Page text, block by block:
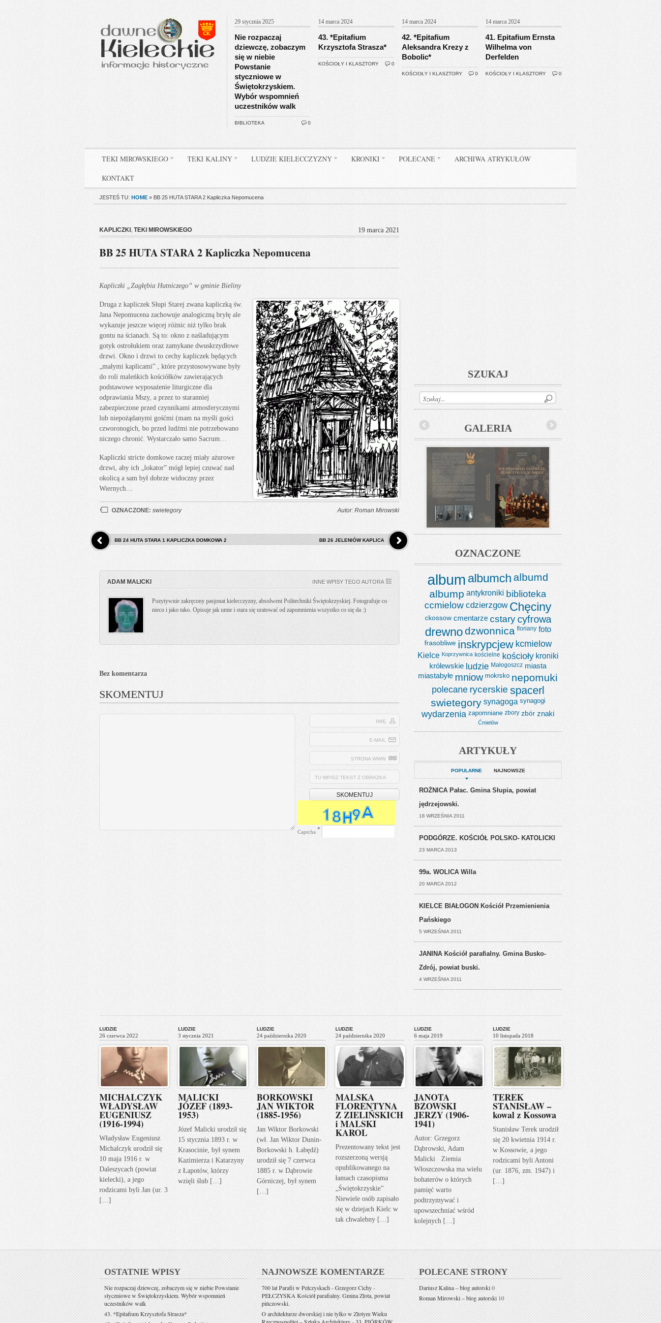
29 stycznia 2025
Nie rozpaczaj
dziewczę, zobaczym
się w niebie
Powstanie
styczniowe w
Świętokrzyskiem.
Wybór wspomnień
uczestników walk
BIBLIOTEKA 0
14 marca 2024
43. *Epitafium
Krzysztofa Strasza*
KOŚCIOŁY I KLASZTORY 0
14 marca 2024
42. *Epitafium
Aleksandra Krezy z
Bobolic*
KOŚCIOŁY I KLASZTORY 0
14 marca 2024
41. Epitafium Ernsta
Wilhelma von
Derfelden
KOŚCIOŁY I KLASZTORY 0
TEKI MIROWSKIEGO TEKI KALINY LUDZIE KIELECCZYZNY KRONIKI POLECANE ARCHIWA ATRYKUŁÓW
KONTAKT
JESTEŚ TU: HOME » BB 25 HUTA STARA 2 Kapliczka Nepomucena
KAPLICZKI , TEKI MIROWSKIEGO 19 marca 2021
BB 25 HUTA STARA 2 Kapliczka Nepomucena
Kapliczki „Zagłębia Hutniczego” w gminie Bieliny
Druga z kapliczek Słupi Starej zwana kapliczką św.
Jana Nepomucena zachowuje analogiczną bryłę ale
wykazuje jeszcze więcej różnic niż tylko brak
gontu na ścianach. Są to: okno z naśladującym
gotyk ostrołukiem oraz zamykane dwuskrzydłowe
drzwi. Okno i drzwi to cechy kapliczek będących
„małymi kaplicami” , które przystosowywane były
do roli maleńkich kościółków zawierających
podstawowe wyposażenie liturgiczne dla
odprawiania Mszy, a przez to staranniej
zabezpieczone przed czynnikami atmosferycznymi
lub niepożądanymi gośćmi (mam na myśli gości
czworonogich, bo przed ludźmi nie potrzebowano
niczego chronić. Wystarczało samo Sacrum…
Kapliczki stricte domkowe raczej miały ażurowe
drzwi, aby ich „lokator” mógł lepiej czuwać nad
okolicą a sam był dobrze widoczny przez
Wiernych…
OZNACZONE: swietegory Autor: Roman Mirowski
BB 24 HUTA STARA 1 KAPLICZKA DOMKOWA 2 BB 26 JELENIÓW KAPLICA
ADAM MALICKI INNE WPISY TEGO AUTORA
Pozytywnie zakręcony pasjonat kielecczyzny, absolwent Politechniki Świętokrzyskiej. Fotografuje co
nieco i jako tako. Opisuje jak umie i stara się uratować od zapomnienia wszystko co się da :)
Bez komentarza
SKOMENTUJ
IMIĘ
E-MAIL
STRONA WWW
TU WPISZ TEKST Z OBRAZKA
Captcha *
SZUKAJ
GALERIA
OZNACZONE
album albumch albumd
albump antykroniki biblioteka
ccmielow cdzierzgow Chęciny
ckossow cmentarze cstary cyfrowa
drewnodzwonnica floriany foto
frasobliwe inskrypcjew kcmielow
Kielce Koprzywnica kościelne kościoły kroniki
królewskie ludzie Małogoszcz miasta
miastabyłe mniow mokrsko nepomuki
polecane rycerskie spacerl
swietegory synagoga synagogi
wydarzenia zapomniane zbory zbór znaki
Ćmielów
ARTYKUŁY
POPULARNE NAJNOWSZE
ROŻNICA Pałac. Gmina Słupia, powiat
jędrzejowski.
18 WRZEŚNIA 2011
PODGÓRZE. KOŚCIÓŁ POLSKO- KATOLICKI
23 MARCA 2013
99a. WOLICA Willa
20 MARCA 2012
KIELCE BIAŁOGON Kościół Przemienienia
Pańskiego
5 WRZEŚNIA 2011
JANINA Kościół parafialny. Gmina Busko-
Zdrój, powiat buski.
4 WRZEŚNIA 2011
LUDZIE
26 czerwca 2022
MICHALCZYK
WŁADYSŁAW
EUGENIUSZ
(1916-1994)
Władysław Eugeniusz
Michalczyk urodził się
10 maja 1916 r. w
Daleszycach (powiat
kielecki), a jego
rodzicami byli Jan (ur. 3
[…]
LUDZIE
3 stycznia 2021
MALICKI
JÓZEF (1893-
1953)
Józef Malicki urodził się
15 stycznia 1893 r. w
Krasocinie, był synem
Kazimierza i Katarzyny
z Łapotów, którzy
wzięli ślub […]
LUDZIE
24 października 2020
BORKOWSKI
JAN WIKTOR
(1885-1956)
Jan Wiktor Borkowski
(wł. Jan Wiktor Dunin-
Borkowski h. Łabędź)
urodził się 7 czerwca
1885 r. w Dąbrowie
Górniczej, był synem
[…]
LUDZIE
24 października 2020
MALSKA
FLORENTYNA
Z ZIELIŃSKICH
i MALSKI
KAROL
Prezentowany tekst jest
rozszerzoną wersją
opublikowanego na
łamach czasopisma
„Świętokrzyskie”
Niewiele osób zapisało
się w dziejach Kielc w
tak chwalebny […]
LUDZIE
6 maja 2019
JANOTA
BZOWSKI
JERZY (1906-
1941)
Autor: Grzegorz
Dąbrowski, Adam
Malicki Ziemia
Włoszczowska ma wielu
bohaterów o których
pamięć warto
podtrzymywać i
upowszechniać wśród
kolejnych […]
LUDZIE
10 listopada 2018
TEREK
STANISŁAW –
kowal z Kossowa
Stanisław Terek urodził
się 20 kwietnia 1914 r.
w Kossowie, a jego
rodzicami byli Antoni
(ur. 1876, zm. 1947) i
[…]
OSTATNIE WPISY
Nie rozpaczaj dziewczę, zobaczym się w niebie Powstanie
styczniowe w Świętokrzyskiem. Wybór wspomnień
uczestników walk
43. *Epitafium Krzysztofa Strasza*
NAJNOWSZE KOMENTARZE
700 lat Parafii w Pełczyskach - Grzegorz Cichy-
PEŁCZYSKA Kościół parafialny. Gmina Złota, powiat
pińczowski.
O architekturze dworskiej i nie tylko w Złotym Wieku
Rzeczpospolitej – Sztuka Architektury-33. PIÓRKÓW.
POLECANE STRONY
Dariusz Kalina – blog autorski0
Roman Mirowski – blog autorski 10